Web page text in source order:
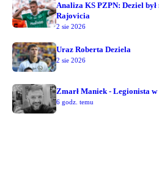
Analiza KS PZPN: Deziel
Rajovicia
2 sie 2026
Uraz Roberta Deziela
2 sie 2026
Zmarł Maniek - Legionista
6 godz. temu